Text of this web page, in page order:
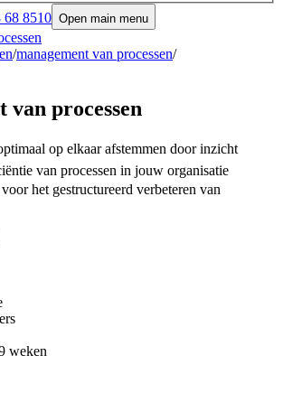
68 8510 Open main menu
/management van processen/
van processen
op elkaar afstemmen door inzicht
van processen in jouw organisatie
het gestructureerd verbeteren van
weken